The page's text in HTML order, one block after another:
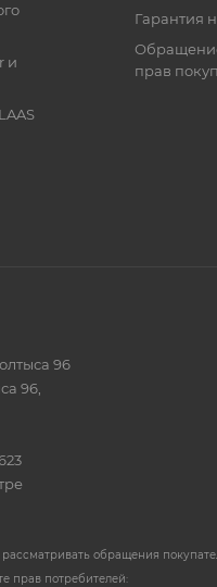
и
Гарантия
прав
96
96,
обращения
прав потребителей: